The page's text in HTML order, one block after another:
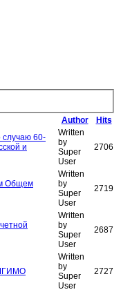
Author
Hits
случаю 60-
и
Written
by
Super
User
2706
Общем
Written
by
Super
User
2719
Written
by
Super
User
2687
Written
by
Super
User
2727